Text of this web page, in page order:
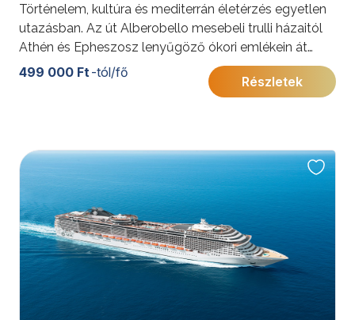
Történelem, kultúra és mediterrán életérzés egyetlen
utazásban. Az út Alberobello mesebeli trulli házaitól
Athén és Epheszosz lenyűgöző ókori emlékein át
egészen Isztambul különleges, két kontinens
találkozásánál fekvő világáig kalauzolja az utazókat.
499 000 Ft -tól/fő
Részletek